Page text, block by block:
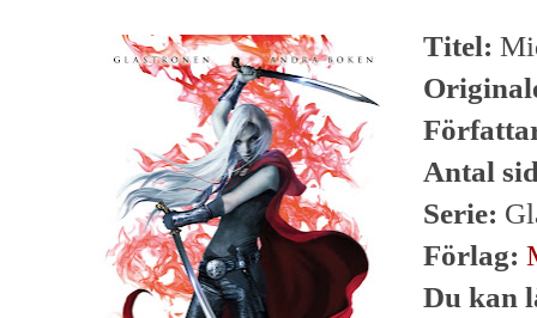
Titel:
Antal
Serie:
Förlag:
Du kan